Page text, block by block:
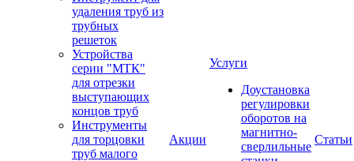
удаления труб из
трубных
решеток
Устройства
серии "МТК"
для отрезки
выступающих
концов труб
Инструменты
для торцовки
труб малого
Акции
Услуги
Доустановка
регулировки
оборотов на
магнитно-
сверлильные
Статьи